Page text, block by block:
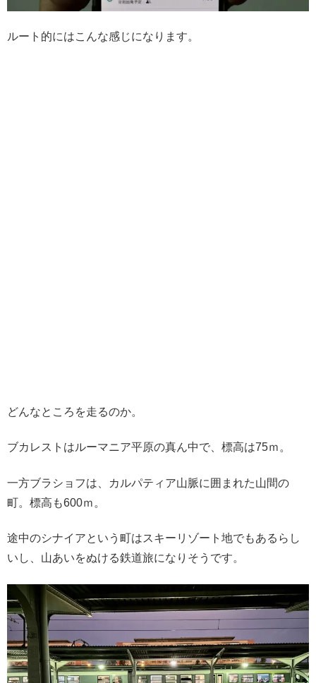
ルート的にはこんな感じになります。
どんなところを走るのか。
ブカレストはルーマニア平原の真ん中で、標高は75ｍ。
一方ブラショフは、カルパティア山脈に囲まれた山間の
町。標高も600ｍ。
途中のシナイアという町はスキーリゾート地でもあるらし
いし、山あいをぬける鉄道旅になりそうです。